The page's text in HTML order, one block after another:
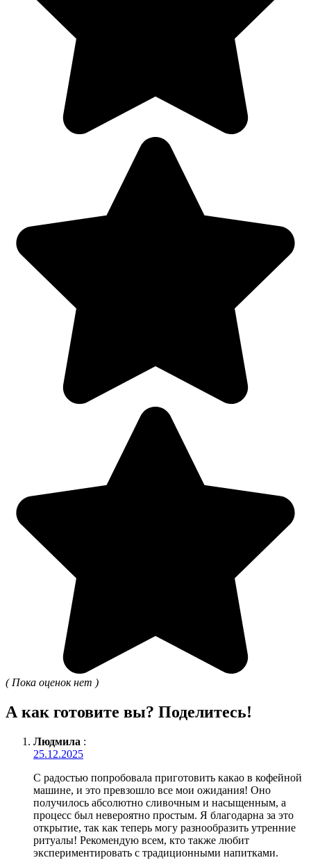
( Пока оценок нет )
А как готовите вы? Поделитесь!
Людмила :
25.12.2025
С радостью попробовала приготовить какао в кофейной
машине, и это превзошло все мои ожидания! Оно
получилось абсолютно сливочным и насыщенным, а
процесс был невероятно простым. Я благодарна за это
открытие, так как теперь могу разнообразить утренние
ритуалы! Рекомендую всем, кто также любит
экспериментировать с традиционными напитками.